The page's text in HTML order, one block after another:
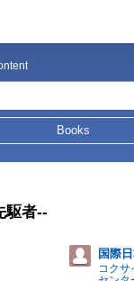
Books
駆者--
国際
コクサ